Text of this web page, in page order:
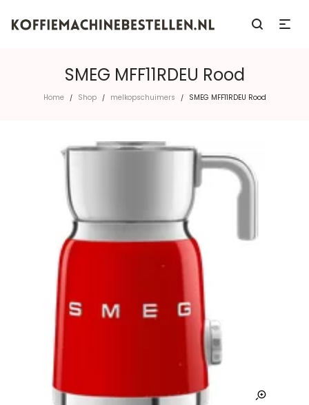
SMEG MFF11RDEU Rood
Home / Shop / melkopschuimers / SMEG MFF11RDEU Rood